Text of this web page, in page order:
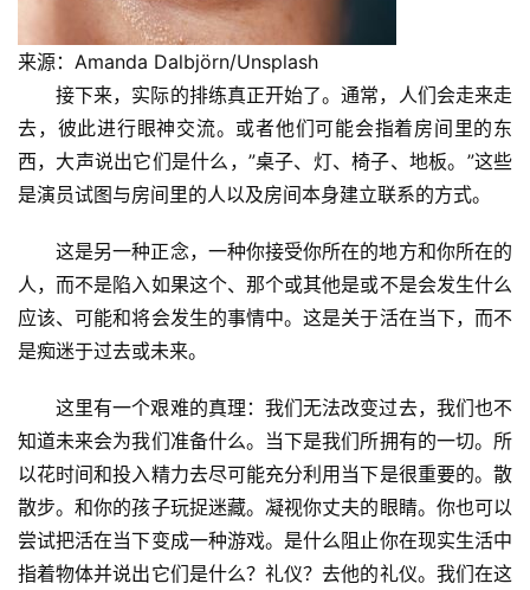
来源：Amanda Dalbjörn/Unsplash
接下来，实际的排练真正开始了。通常，人们会走来走
去，彼此进行眼神交流。或者他们可能会指着房间里的东
西，大声说出它们是什么，”桌子、灯、椅子、地板。”这些
是演员试图与房间里的人以及房间本身建立联系的方式。
这是另一种正念，一种你接受你所在的地方和你所在的
人，而不是陷入如果这个、那个或其他是或不是会发生什么
应该、可能和将会发生的事情中。这是关于活在当下，而不
是痴迷于过去或未来。
这里有一个艰难的真理：我们无法改变过去，我们也不
知道未来会为我们准备什么。当下是我们所拥有的一切。所
以花时间和投入精力去尽可能充分利用当下是很重要的。散
散步。和你的孩子玩捉迷藏。凝视你丈夫的眼睛。你也可以
尝试把活在当下变成一种游戏。是什么阻止你在现实生活中
指着物体并说出它们是什么？礼仪？去他的礼仪。我们在这